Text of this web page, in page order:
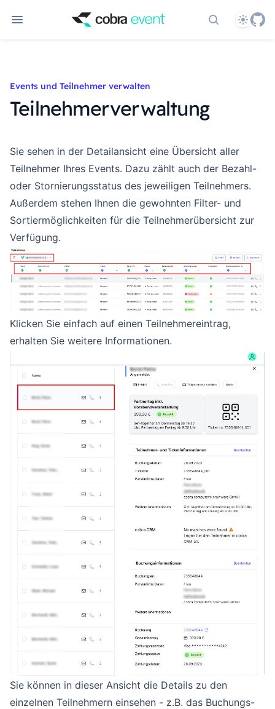
Theme
Events und Teilnehmer verwalten
Teilnehmerverwaltung
Sie sehen in der Detailansicht eine Übersicht aller
Teilnehmer Ihres Events. Dazu zählt auch der Bezahl-
oder Stornierungsstatus des jeweiligen Teilnehmers.
Außerdem stehen Ihnen die gewohnten Filter- und
Sortiermöglichkeiten für die Teilnehmerübersicht zur
Verfügung.
Klicken Sie einfach auf einen Teilnehmereintrag,
erhalten Sie weitere Informationen.
Sie können in dieser Ansicht die Details zu den
einzelnen Teilnehmern einsehen - z.B. das Buchungs-